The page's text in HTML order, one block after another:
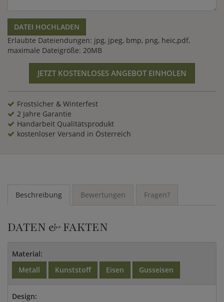
DATEI HOCHLADEN
Erlaubte Dateiendungen: jpg, jpeg, bmp, png, heic,pdf,
maximale Dateigröße: 20MB
JETZT KOSTENLOSES ANGEBOT EINHOLEN
Frostsicher & Winterfest
2 Jahre Garantie
Handarbeit Qualitätsprodukt
kostenloser Versand in Österreich
Beschreibung Bewertungen Fragen?
DATEN & FAKTEN
Material:
Metall
Kunststoff Eisen Gusseisen
Design: